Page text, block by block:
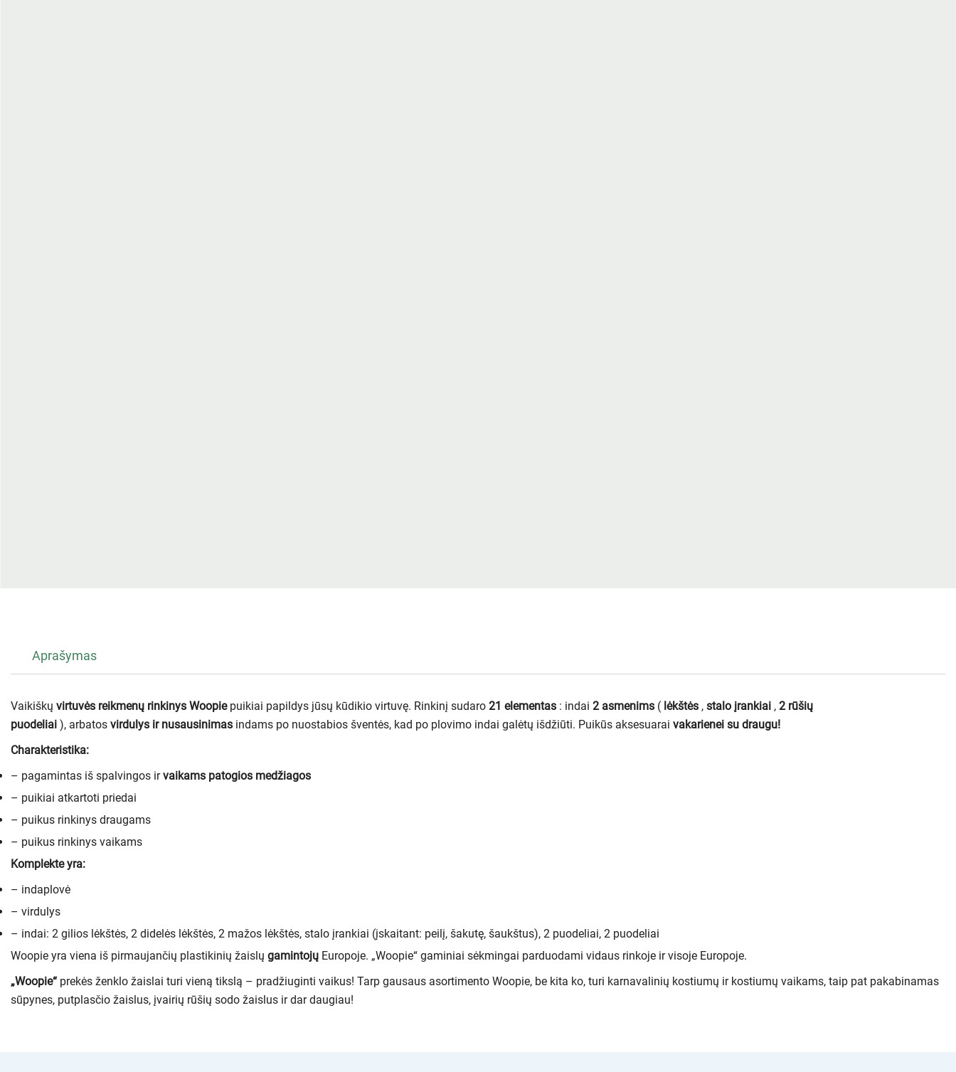
Aprašymas
Vaikiškų virtuvės reikmenų rinkinys Woopiepuikiai papildys jūsų kūdikio virtuvę. Rinkinį sudaro 21 elementas : indai 2 asmenims ( lėkštės , stalo įrankiai , 2 rūšių
puodeliai ), arbatos virdulys ir nusausinimas indams po nuostabios šventės, kad po plovimo indai galėtų išdžiūti. Puikūs aksesuarai vakarienei su draugu!
Charakteristika:
– pagamintas iš spalvingos irvaikams patogios medžiagos
– puikiai atkartoti priedai
– puikus rinkinys draugams
– puikus rinkinys vaikams
Komplekte yra:
– indaplovė
– virdulys
– indai: 2 gilios lėkštės, 2 didelės lėkštės, 2 mažos lėkštės, stalo įrankiai (įskaitant: peilį, šakutę, šaukštus), 2 puodeliai, 2 puodeliai
Woopie yra viena iš pirmaujančių plastikinių žaislų gamintojų Europoje. „Woopie“ gaminiai sėkmingai parduodami vidaus rinkoje ir visoje Europoje.
„Woopie“ prekės ženklo žaislai turi vieną tikslą – pradžiuginti vaikus! Tarp gausaus asortimento Woopie, be kita ko, turi karnavalinių kostiumų ir kostiumų vaikams, taip pat pakabinamas
sūpynes, putplasčio žaislus, įvairių rūšių sodo žaislus ir dar daugiau!